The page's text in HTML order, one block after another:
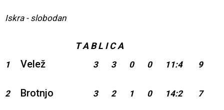
Iskra - slobodan
T A B L I C A
1 Velež 3 3 0 0 11:4 9
2 Brotnjo 3 2 1 0 14:2 7